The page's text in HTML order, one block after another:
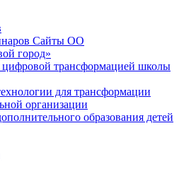
Сайты ОО
город»
цифровой трансформацией школы
для трансформации
организации
образования детей